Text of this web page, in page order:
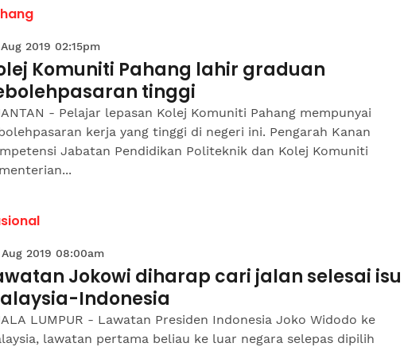
2019 02:15pm
Komuniti Pahang lahir graduan
tinggi
- Pelajar lepasan Kolej Komuniti Pahang mempunyai
kerja yang tinggi di negeri ini. Pengarah Kanan
Jabatan Pendidikan Politeknik dan Kolej Komuniti
2019 08:00am
Jokowi diharap cari jalan selesai isu
Indonesia
LUMPUR - Lawatan Presiden Indonesia Joko Widodo ke
lawatan pertama beliau ke luar negara selepas dipilih